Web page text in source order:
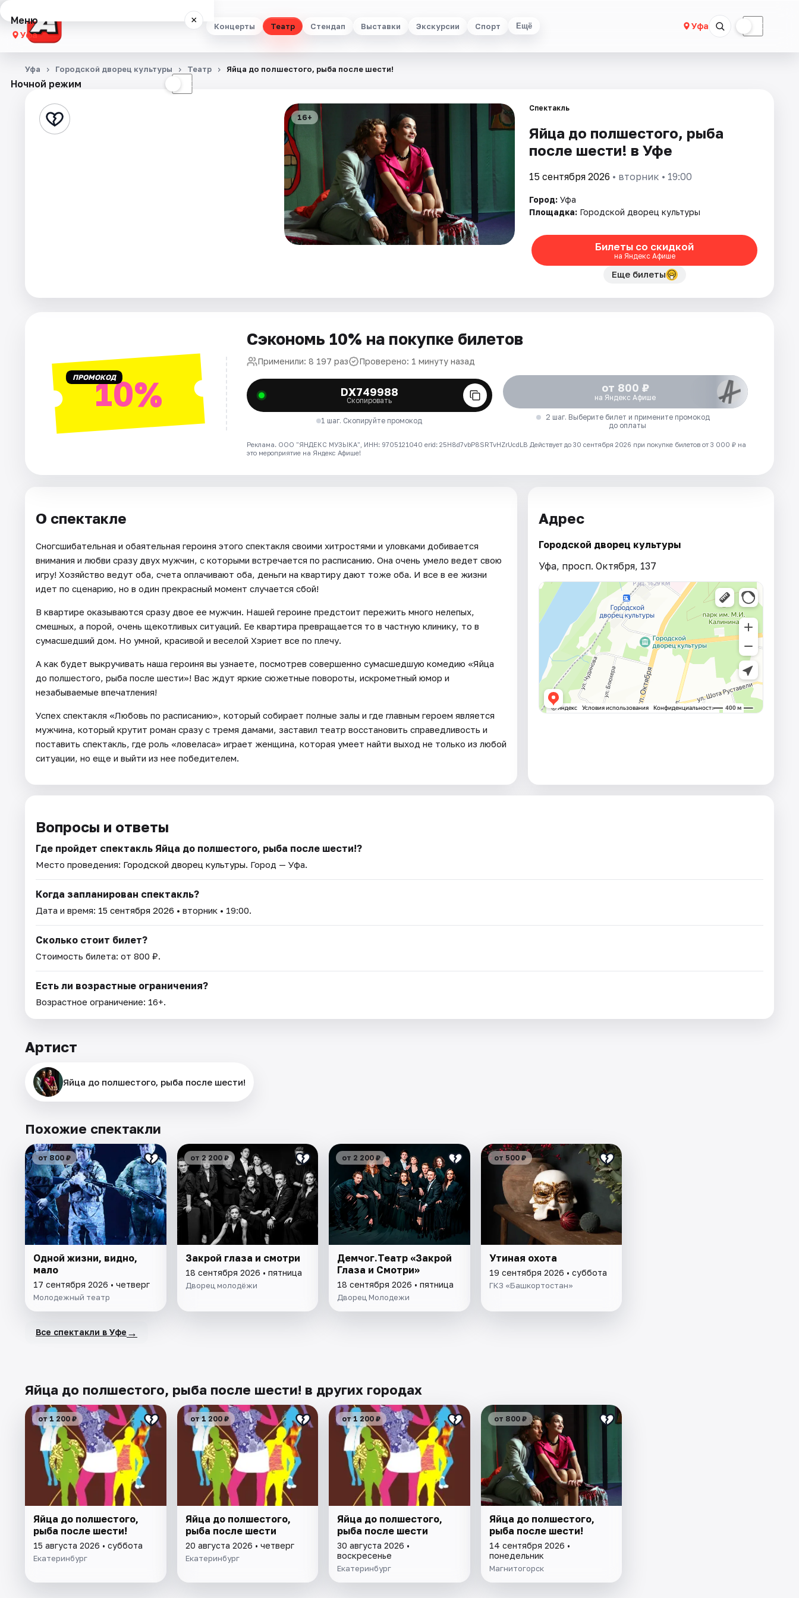
Концерты Театр Стендап Выставки Экскурсии Спорт Ещё Уфа ☾
Меню ×
Уфа
Концерты
Стендап
Площадки
Ночной режим ☾
Уфа Городской дворец культуры Театр Яйца до полшестого, рыба после шести!
16+
Спектакль
Яйца до полшестого, рыба
после шести! в Уфе
15 сентября 2026 • вторник • 19:00
Город: Уфа
Площадка: Городской дворец культуры
Билеты со скидкой
на Яндекс Афише
Еще билеты
ПРОМОКОД10%
Сэкономь 10% на покупке билетов
Применили: 8 197 раз Проверено: 1 минуту назад
DX749988
Скопировать
1 шаг. Скопируйте промокод
от 800 ₽
на Яндекс Афише
2 шаг. Выберите билет и примените промокод
до оплаты
Реклама. ООО "ЯНДЕКС МУЗЫКА", ИНН: 9705121040 erid: 25H8d7vbP8SRTvHZrUcdLB Действует до 30 сентября 2026 при покупке билетов от 3 000 ₽ на
это мероприятие на Яндекс Афише!
О спектакле
Сногсшибательная и обаятельная героиня этого спектакля своими хитростями и уловками добивается
внимания и любви сразу двух мужчин, с которыми встречается по расписанию. Она очень умело ведет свою
игру! Хозяйство ведут оба, счета оплачивают оба, деньги на квартиру дают тоже оба. И все в ее жизни
идет по сценарию, но в один прекрасный момент случается сбой!
В квартире оказываются сразу двое ее мужчин. Нашей героине предстоит пережить много нелепых,
смешных, а порой, очень щекотливых ситуаций. Ее квартира превращается то в частную клинику, то в
сумасшедший дом. Но умной, красивой и веселой Хэриет все по плечу.
А как будет выкручивать наша героиня вы узнаете, посмотрев совершенно сумасшедшую комедию «Яйца
до полшестого, рыба после шести»! Вас ждут яркие сюжетные повороты, искрометный юмор и
незабываемые впечатления!
Успех спектакля «Любовь по расписанию», который собирает полные залы и где главным героем является
мужчина, который крутит роман сразу с тремя дамами, заставил театр восстановить справедливость и
поставить спектакль, где роль «ловеласа» играет женщина, которая умеет найти выход не только из любой
ситуации, но еще и выйти из нее победителем.
Адрес
Городской дворец культуры
Уфа, просп. Октября, 137
Вопросы и ответы
Где пройдет спектакль Яйца до полшестого, рыба после шести!?
Место проведения: Городской дворец культуры. Город — Уфа.
Когда запланирован спектакль?
Дата и время: 15 сентября 2026 • вторник • 19:00.
Сколько стоит билет?
Стоимость билета: от 800 ₽.
Есть ли возрастные ограничения?
Возрастное ограничение: 16+.
Артист
Яйца до полшестого, рыба после шести!
Похожие спектакли
от 800 ₽
Одной жизни, видно,
мало
17 сентября 2026 • четверг
Молодежный театр
от 2 200 ₽
Закрой глаза и смотри
18 сентября 2026 • пятница
Дворец молодёжи
от 2 200 ₽
Демчог.Театр «Закрой
Глаза и Смотри»
18 сентября 2026 • пятница
Дворец Молодежи
от 500 ₽
Утиная охота
19 сентября 2026 • суббота
ГКЗ «Башкортостан»
Все спектакли в Уфе →
Яйца до полшестого, рыба после шести! в других городах
от 1 200 ₽
Яйца до полшестого,
рыба после шести!
15 августа 2026 • суббота
Екатеринбург
от 1 200 ₽
Яйца до полшестого,
рыба после шести
20 августа 2026 • четверг
Екатеринбург
от 1 200 ₽
Яйца до полшестого,
рыба после шести
30 августа 2026 •
воскресенье
Екатеринбург
от 800 ₽
Яйца до полшестого,
рыба после шести!
14 сентября 2026 •
понедельник
Магнитогорск